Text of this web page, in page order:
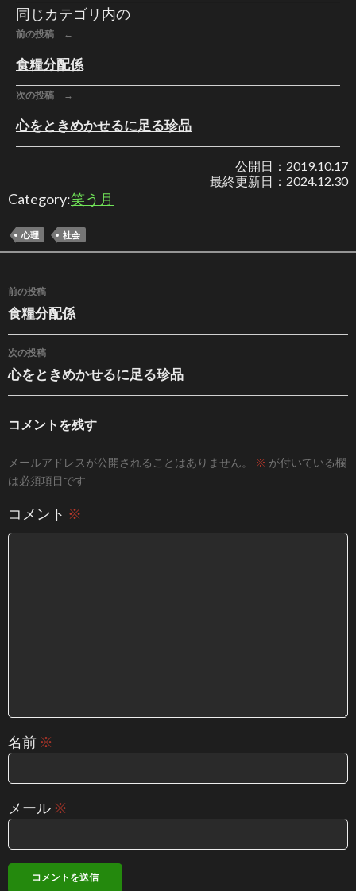
同じカテゴリ内の
前の投稿 ←
食糧分配係
次の投稿 →
心をときめかせるに足る珍品
公開日： 2019.10.17
最終更新日： 2024.12.30
Category:笑う月
心理 社会
投稿ナビゲーション
前の投稿
食糧分配係
次の投稿
心をときめかせるに足る珍品
コメントを残す
メールアドレスが公開されることはありません。 ※ が付いている欄
は必須項目です
コメント ※
名前 ※
メール ※